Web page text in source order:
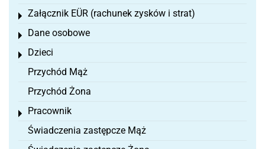
Załącznik EÜR (rachunek zysków i strat)
Toggle menu
Dane osobowe
Toggle menu
Dzieci
Toggle menu
Przychód Mąż
Przychód Żona
Pracownik
Toggle menu
Świadczenia zastępcze Mąż